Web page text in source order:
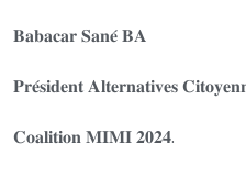
𝐁𝐚𝐛𝐚𝐜𝐚𝐫 𝐒𝐚𝐧𝐞́ 𝐁𝐀
𝐏𝐫𝐞́𝐬𝐢𝐝𝐞𝐧𝐭 𝐀𝐥𝐭𝐞𝐫𝐧𝐚𝐭𝐢𝐯𝐞𝐬
𝐂𝐨𝐚𝐥𝐢𝐭𝐢𝐨𝐧 𝐌𝐈𝐌𝐈 𝟐𝟎𝟐𝟒.